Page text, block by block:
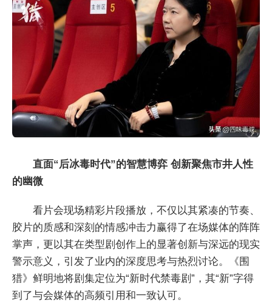
直面“后冰毒时代”的智慧博弈 创新聚焦市井人性
的幽微
看片会现场精彩片段播放，不仅以其紧凑的节奏、
胶片的质感和深刻的情感冲击力赢得了在场媒体的阵阵
掌声，更以其在类型剧创作上的显著创新与深远的现实
警示意义，引发了业内的深度思考与热烈讨论。《围
猎》鲜明地将剧集定位为“新时代禁毒剧”，其“新”字得
到了与会媒体的高频引用和一致认可。